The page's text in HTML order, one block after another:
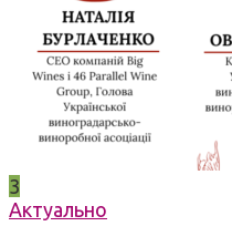
3
Актуально